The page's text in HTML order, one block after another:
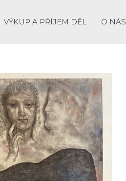
VÝKUP A PŘÍJEM DĚL O NÁS